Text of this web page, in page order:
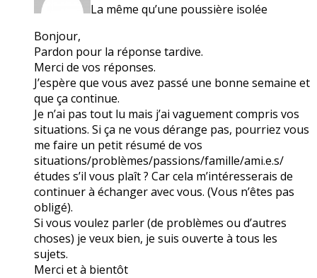
La même qu’une poussière isolée
Bonjour,
Pardon pour la réponse tardive.
Merci de vos réponses.
J’espère que vous avez passé une bonne semaine et
que ça continue.
Je n’ai pas tout lu mais j’ai vaguement compris vos
situations. Si ça ne vous dérange pas, pourriez vous
me faire un petit résumé de vos
situations/problèmes/passions/famille/ami.e.s/
études s’il vous plaît ? Car cela m’intéresserais de
continuer à échanger avec vous. (Vous n’êtes pas
obligé).
Si vous voulez parler (de problèmes ou d’autres
choses) je veux bien, je suis ouverte à tous les
sujets.
Merci et à bientôt